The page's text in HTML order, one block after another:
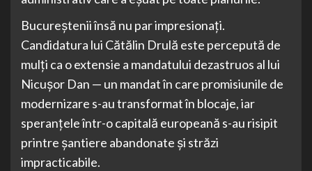
Bucureștenii însă nu par impresionați.
Candidatura lui Cătălin Drulă este percepută de
mulți ca o extensie a mandatului dezastruos al lui
Nicușor Dan — un mandat în care promisiunile de
modernizare s-au transformat în blocaje, iar
speranțele într-o capitală europeană s-au risipit
printre șantiere abandonate și străzi
impracticabile.